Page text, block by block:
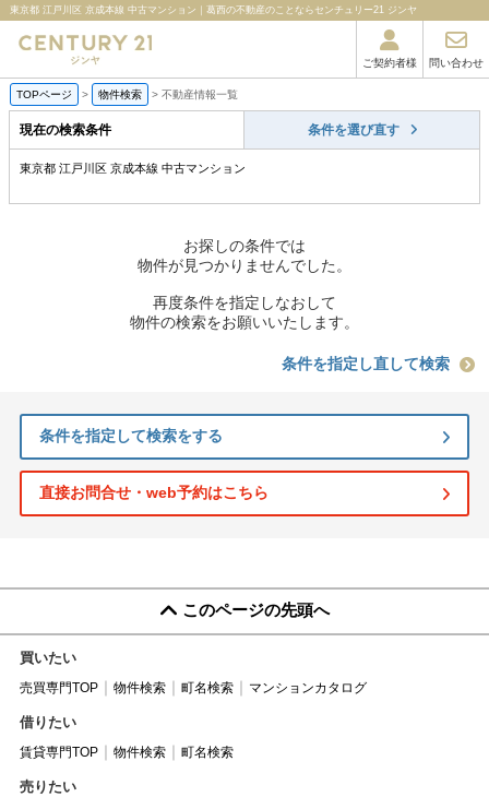
東京都 江戸川区 京成本線 中古マンション｜葛西の不動産のことならセンチュリー21 ジンヤ
ご契約者様 問い合わせ
TOPページ > 物件検索 > 不動産情報一覧
現在の検索条件 条件を選び直す
東京都 江戸川区 京成本線 中古マンション
お探しの条件では
物件が見つかりませんでした。
再度条件を指定しなおして
物件の検索をお願いいたします。
条件を指定し直して検索
条件を指定して検索をする
直接お問合せ・web予約はこちら
このページの先頭へ
買いたい
売買専門TOP 物件検索 町名検索 マンションカタログ
借りたい
賃貸専門TOP 物件検索 町名検索
売りたい